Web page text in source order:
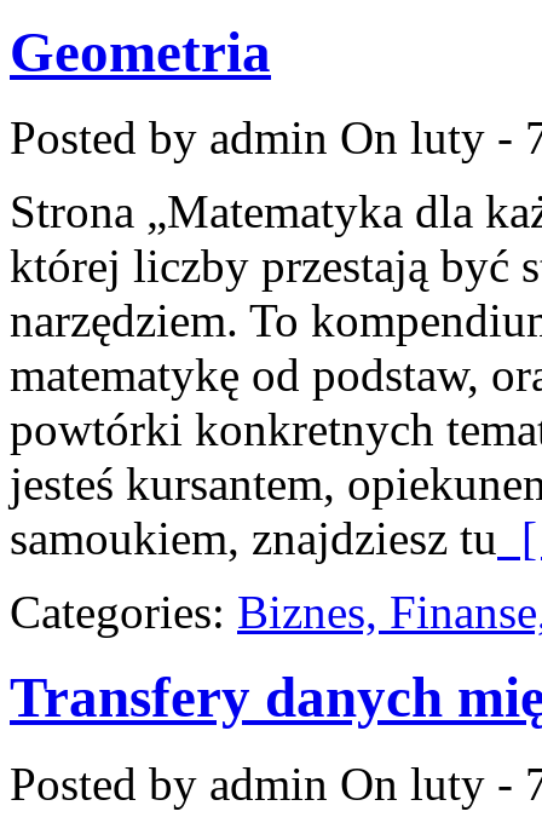
Geometria
Posted by admin On luty -
Strona „Matematyka dla
której liczby przestają być
narzędziem. To
matematykę od podstaw,
powtórki konkretnych
jesteś kursantem,
samoukiem, znajdziesz tu
Categories: Biznes,
Transfery danych
Posted by admin On luty -